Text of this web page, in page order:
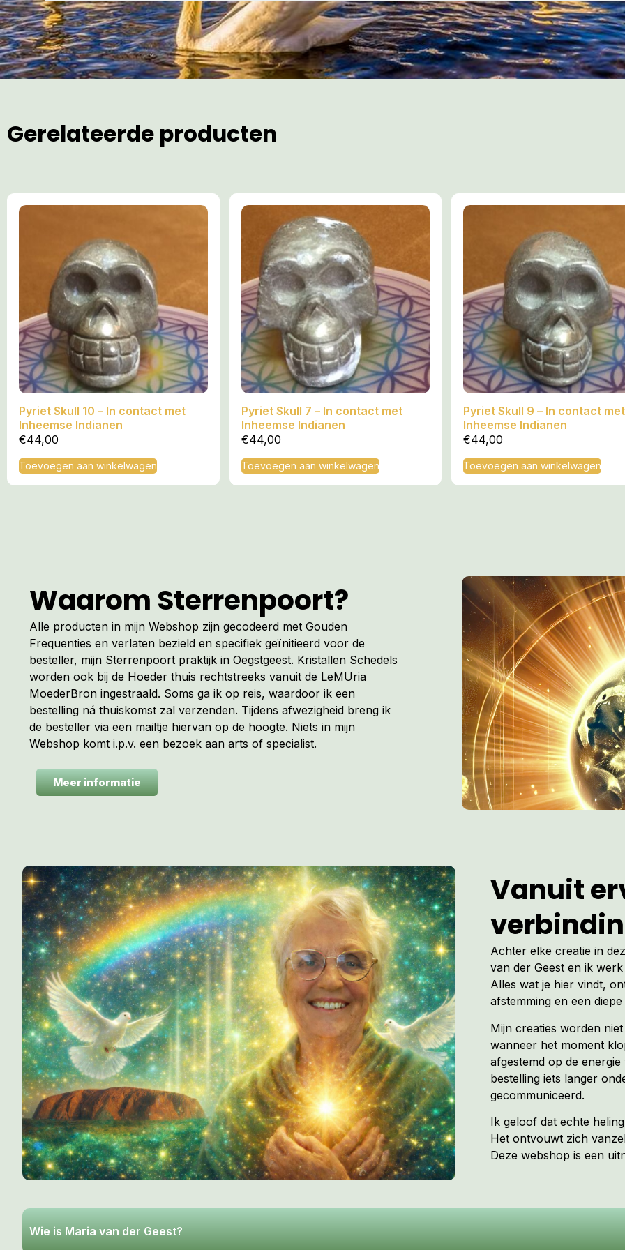
herstelt de geestelijke balans en
stemmingsverbeteraar.
Dit heeft een positief effect op
neerslachtigheid.
Gerelateerde producten
Pyriet Skull 10 – In contact met
Inheemse Indianen
€44,00
Toevoegen aan winkelwagen
Pyriet Skull 7 – In contact met
Inheemse Indianen
€44,00
Toevoegen aan winkelwagen
Pyriet Skull 9 – In contact met
Inheemse Indianen
€44,00
Toevoegen aan winkelwagen
Waarom Sterrenpoort?
Alle producten in mijn Webshop zijn gecodeerd met Gouden
Frequenties en verlaten bezield en specifiek geïnitieerd voor de
besteller, mijn Sterrenpoort praktijk in Oegstgeest. Kristallen Schedels
worden ook bij de Hoeder thuis rechtstreeks vanuit de LeMUria
MoederBron ingestraald. Soms ga ik op reis, waardoor ik een
bestelling ná thuiskomst zal verzenden. Tijdens afwezigheid breng ik
de besteller via een mailtje hiervan op de hoogte. Niets in mijn
Webshop komt i.p.v. een bezoek aan arts of specialist.
Meer informatie
Vanuit
Achter elke creatie in
van der Geest en ik
Alles wat je hier vindt,
afstemming en een
Mijn creaties worden
wanneer het moment
afgestemd op de
bestelling iets langer
gecommuniceerd.
Ik geloof dat echte
Het ontvouwt zich
Deze webshop is een
Wie is Maria van der Geest?